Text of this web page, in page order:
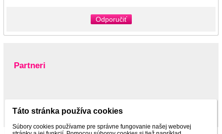
Odporučiť
Partneri
Táto stránka používa cookies
Súbory cookies používame pre správne fungovanie našej webovej